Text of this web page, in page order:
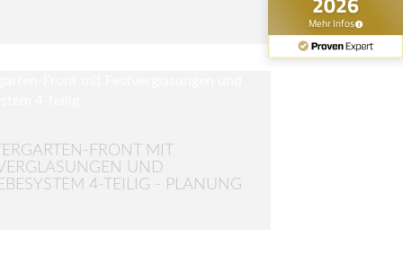
FRONT MIT
UND
4-TEILIG - PLANUNG